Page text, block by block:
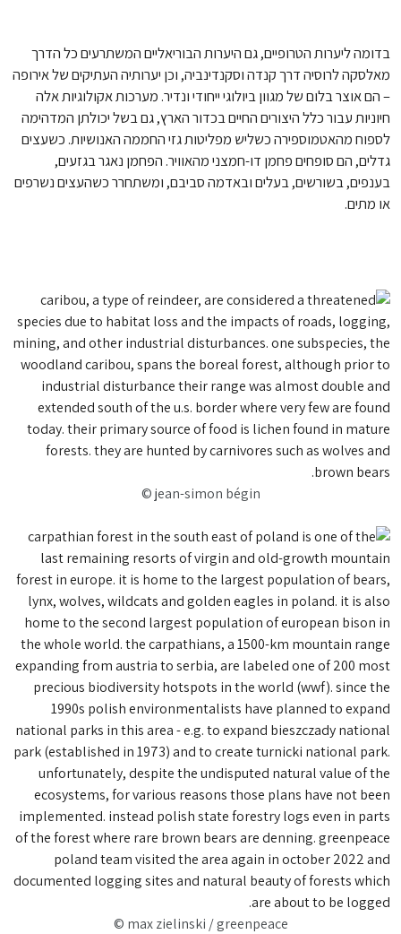
בדומה ליערות הטרופיים, גם היערות הבוריאליים המשתרעים כל הדרך
מאלסקה לרוסיה דרך קנדה וסקנדינביה, וכן יערותיה העתיקים של אירופה
– הם אוצר בלום של מגוון ביולוגי ייחודי ונדיר. מערכות אקולוגיות אלה
חיוניות עבור כלל היצורים החיים בכדור הארץ, גם בשל יכולתן המדהימה
לספוח מהאטמוספירה כשליש מפליטות גזי החממה האנושיות. כשעצים
גדלים, הם סופחים פחמן דו-חמצני מהאוויר. הפחמן נאגר בגזעים,
בענפים, בשורשים, בעלים ובאדמה סביבם, ומשתחרר כשהעצים נשרפים
או מתים.
© jean-simon bégin
© max zielinski / greenpeace